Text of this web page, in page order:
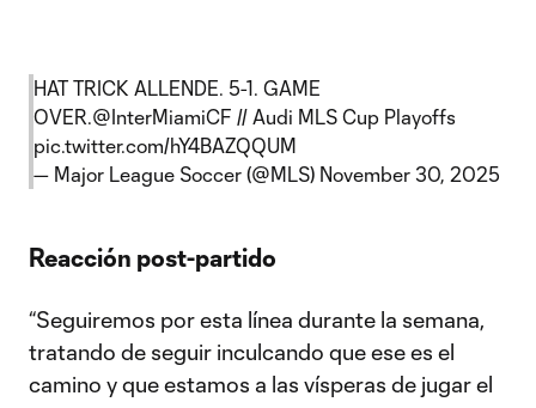
HAT TRICK ALLENDE. 5-1. GAME
OVER.@InterMiamiCF // Audi MLS Cup Playoffs
pic.twitter.com/hY4BAZQQUM
— Major League Soccer (@MLS) November 30, 2025
Reacción post-partido
“Seguiremos por esta línea durante la semana,
tratando de seguir inculcando que ese es el
camino y que estamos a las vísperas de jugar el